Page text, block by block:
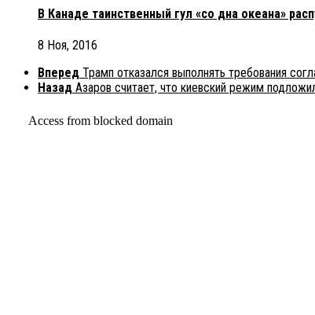
В Канаде таинственный гул «со дна океана»
8 Ноя, 2016
Вперед Трамп отказался выполнять требования
Назад Азаров считает, что киевский режим